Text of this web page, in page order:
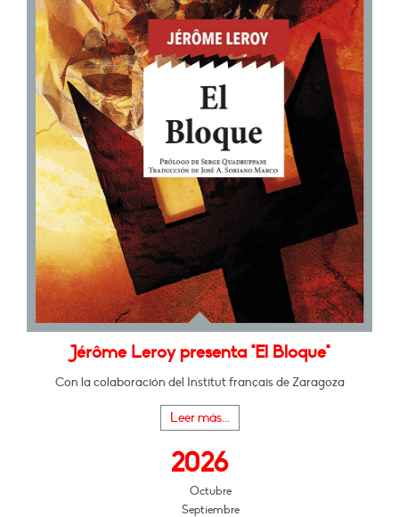
Jérôme Leroy presenta "El Bloque"
Con la colaboración del Institut français de Zaragoza
Leer más...
2026
Octubre
Septiembre